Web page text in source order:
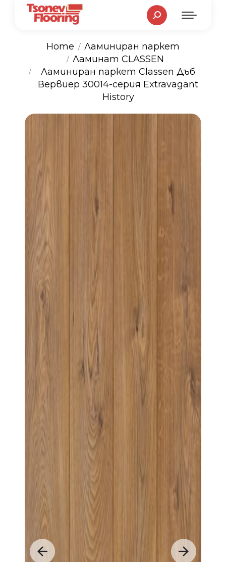
Search:
You are here:
Home
Ламиниран паркет
Ламинат CLASSEN
Ламиниран паркет Classen Дъб
Вервиер 30014-серия Extravagant
History